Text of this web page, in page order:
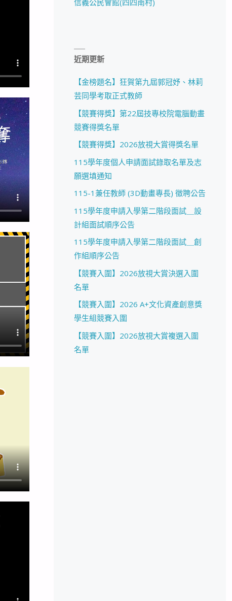
近期更新
【金榜題名】狂賀第九屆郭冠妤、林莉
芸同學考取正式教師
【競賽得獎】第22屆技專校院電腦動畫
競賽得獎名單
【競賽得獎】2026放視大賞得獎名單
115學年度個人申請面試錄取名單及志
願選填通知
115-1兼任教師 (3D動畫專長) 徵聘公告
115學年度申請入學第二階段面試＿設
計組面試順序公告
115學年度申請入學第二階段面試＿創
作組順序公告
【競賽入圍】2026放視大賞決選入圍
名單
【競賽入圍】2026 A+文化資產創意獎
學生組競賽入圍
【競賽入圍】2026放視大賞複選入圍
名單